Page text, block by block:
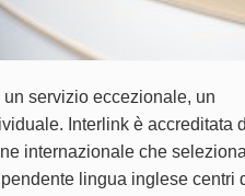
servizio eccezionale, un
Interlink è accreditata
internazionale che
lingua inglese centri